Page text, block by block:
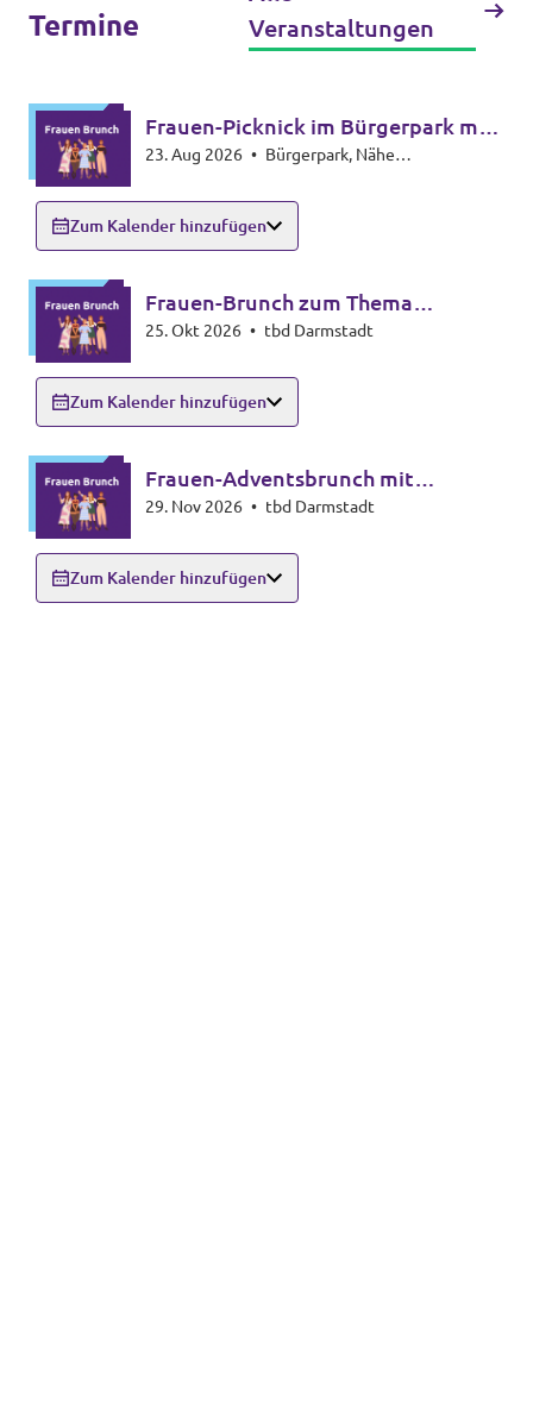
Termine
Veranstaltungen
Frauen-Picknick im Bürgerpark mit
Spielen für Groß und Klein
23. Aug 2026 •
Zum Kalender hinzufügen
Frauen-Brunch zum Thema
Frauengesundheit
25. Okt 2026 • tbd Darmstadt
Zum Kalender hinzufügen
Frauen-Adventsbrunch mit
gemeinsamem Plätzchenbacken
29. Nov 2026 • tbd Darmstadt
Zum Kalender hinzufügen